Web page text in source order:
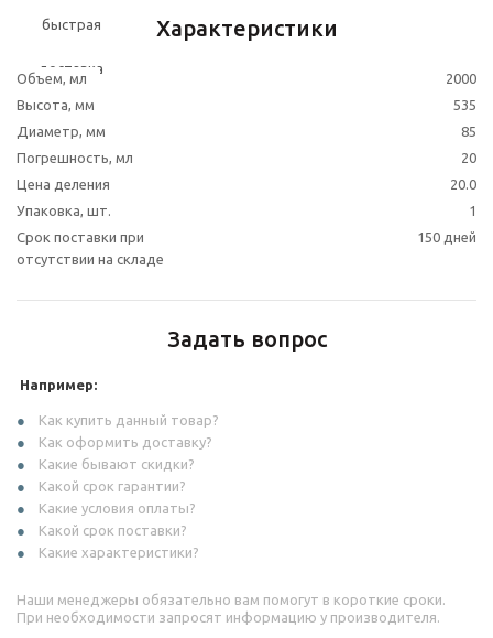
Характеристики
Объем, мл
2000
Высота, мм
535
Диаметр, мм
85
Погрешность, мл
20
Цена деления
20.0
Упаковка, шт.
1
Срок поставки при
отсутствии на складе
150 дней
Задать вопрос
Например:
Как купить данный товар?
Как оформить доставку?
Какие бывают скидки?
Какой срок гарантии?
Какие условия оплаты?
Какой срок поставки?
Какие характеристики?
Наши менеджеры обязательно вам помогут в короткие сроки.
При необходимости запросят информацию у производителя.